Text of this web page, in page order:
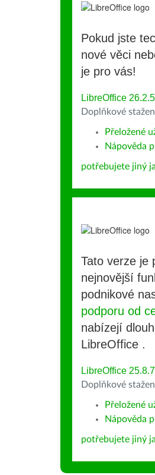
Pokud jste
nové věci
je pro vás!
LibreOffice
Doplňkové
Přeložené
Nápověda
potřebujete jiný
Tato verze je
nejnovější
podnikové
podporu od
nabízejí
LibreOffice .
LibreOffice
Doplňkové
Přeložené
Nápověda
potřebujete jiný